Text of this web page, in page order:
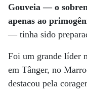
Gouveia — o
apenas ao
— tinha sido
Foi um grande líder
em Tânger, no
destacou pela